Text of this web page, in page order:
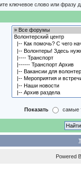
ключевое слово или фразу
Показать самые
Powered